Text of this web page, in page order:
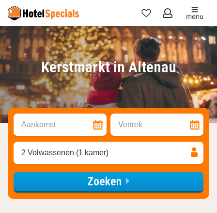
Mijn
favorieten
menu
Kerstmarkt in Altenau
Aankomst Vertrek
2 Volwassenen (1 kamer)
Zoeken